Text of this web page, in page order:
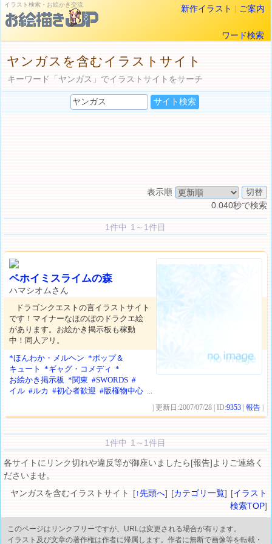
イラスト検索・お絵かき交流 新作イラスト | ご案内
ワード検索
ヤンガスを含むイラストサイト
キーワード「ヤンガス」でイラストサイトをサーチ
表示順
0.040秒で検索
1件中 1～1件目
ベホイミスライムの森
ハマシオムさん
ドラゴンクエストの言イラストサイト
です！マイナーなほのぼのドラクエ絵
があります。お絵かき掲示板も稼動
中！同人アリ。
*ほんわか・メルヘン *ポップ＆
キュート
*ギャグ・コメディ *
お絵かき掲示板 *関東 #SWORDS #
イル #ルカ #初心者歓迎 #版権物中心 ...
| 更新日:2007/07/28 | ID:9353 |報告
1件中 1～1件目
各サイトにリンク切れや違反等が御座いましたら[報告]よりご連絡く
ださいませ。
ヤンガスを含むイラストサイト [↑先頭へ] [カテゴリ一覧] [イラスト
検索TOP]
このページはリンクフリーですが、URLは変更される場合が有ります。
イラスト及び文章の著作権は作者に帰属します。作者に無断で画像等を転載・